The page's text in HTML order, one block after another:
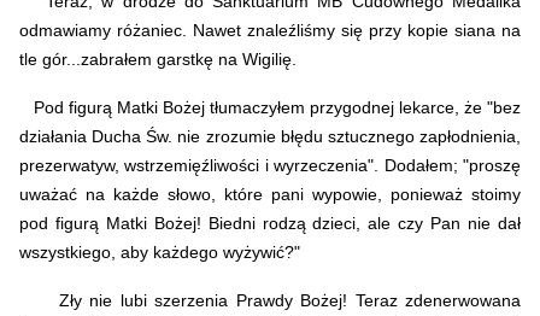
odmawiamy różaniec. Nawet znaleźliśmy się przy kopie siana na
tle gór...zabrałem garstkę na Wigilię.
Pod figurą Matki Bożej tłumaczyłem przygodnej lekarce, że "bez
działania Ducha Św. nie zrozumie błędu sztucznego zapłodnienia,
prezerwatyw, wstrzemięźliwości i wyrzeczenia". Dodałem; "proszę
uważać na każde słowo, które pani wypowie, ponieważ stoimy
pod figurą Matki Bożej! Biedni rodzą dzieci, ale czy Pan nie dał
wszystkiego, aby każdego wyżywić?"
Zły nie lubi szerzenia Prawdy Bożej! Teraz zdenerwowana